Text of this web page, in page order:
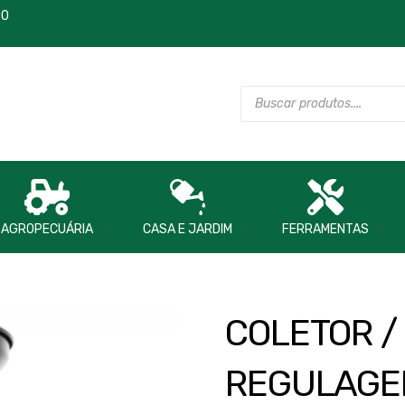
AGROPECUÁRIA CASA E JARDIM FERRAMENTAS
COLETOR